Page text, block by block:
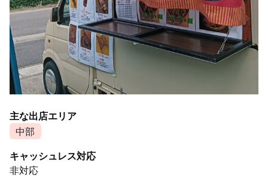
主な出店エリア
中部
キャッシュレス対応
非対応